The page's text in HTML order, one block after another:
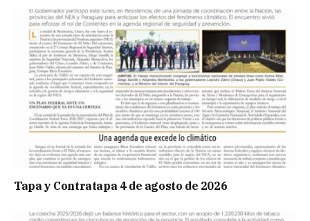
Tapa y Contratapa 4 de agosto de 2026